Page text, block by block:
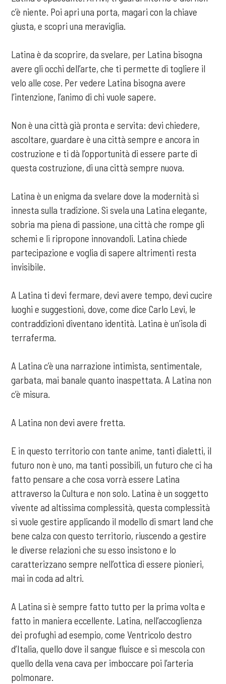
c’è niente. Poi apri una porta, magari con la chiave
giusta, e scopri una meraviglia.
Latina è da scoprire, da svelare, per Latina bisogna
avere gli occhi dell’arte, che ti permette di togliere il
velo alle cose. Per vedere Latina bisogna avere
l’intenzione, l’animo di chi vuole sapere.
Non è una città già pronta e servita: devi chiedere,
ascoltare, guardare è una città sempre e ancora in
costruzione e ti dà l’opportunità di essere parte di
questa costruzione, di una città sempre nuova.
Latina è un enigma da svelare dove la modernità si
innesta sulla tradizione. Si svela una Latina elegante,
sobria ma piena di passione, una città che rompe gli
schemi e li ripropone innovandoli. Latina chiede
partecipazione e voglia di sapere altrimenti resta
invisibile.
A Latina ti devi fermare, devi avere tempo, devi cucire
luoghi e suggestioni, dove, come dice Carlo Levi, le
contraddizioni diventano identità. Latina è un’isola di
terraferma.
A Latina c’è una narrazione intimista, sentimentale,
garbata, mai banale quanto inaspettata. A Latina non
c’è misura.
A Latina non devi avere fretta.
E in questo territorio con tante anime, tanti dialetti, il
futuro non è uno, ma tanti possibili, un futuro che ci ha
fatto pensare a che cosa vorrà essere Latina
attraverso la Cultura e non solo. Latina è un soggetto
vivente ad altissima complessità, questa complessità
si vuole gestire applicando il modello di smart land che
bene calza con questo territorio, riuscendo a gestire
le diverse relazioni che su esso insistono e lo
caratterizzano sempre nell’ottica di essere pionieri,
mai in coda ad altri.
A Latina si è sempre fatto tutto per la prima volta e
fatto in maniera eccellente. Latina, nell’accoglienza
dei profughi ad esempio, come Ventricolo destro
d’Italia, quello dove il sangue fluisce e si mescola con
quello della vena cava per imboccare poi l’arteria
polmonare.